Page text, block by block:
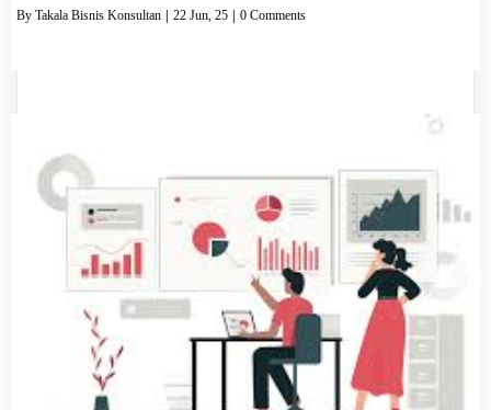
By Takala Bisnis Konsultan | 22 Jun, 25 | 0 Comments